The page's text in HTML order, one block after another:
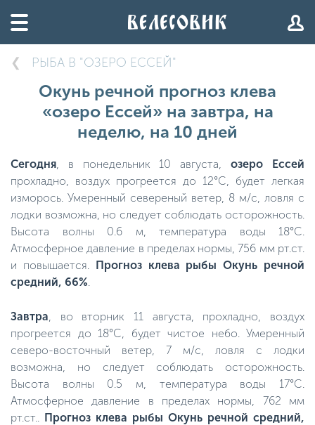
РЫБА В "ОЗЕРО ЕССЕЙ"
Окунь речной прогноз клева
«озеро Ессей» на завтра, на
неделю, на 10 дней
Сегодня, в понедельник 10 августа,озеро Ессей
прохладно, воздух прогреется до 12°C, будет легкая
изморось. Умеренный севереный ветер, 8 м/с, ловля с
лодки возможна, но следует соблюдать осторожность.
Высота волны 0.6 м, температура воды 18°C.
Атмосферное давление в пределах нормы, 756 мм рт.ст.
и повышается. Прогноз клева рыбы Окунь речной
средний, 66%.
Завтра, во вторник 11 августа, прохладно, воздух
прогреется до 18°C, будет чистое небо. Умеренный
северо-восточный ветер, 7 м/с, ловля с лодки
возможна, но следует соблюдать осторожность.
Высота волны 0.5 м, температура воды 17°C.
Атмосферное давление в пределах нормы, 762 мм
рт.ст.. Прогноз клева рыбы Окунь речной средний,